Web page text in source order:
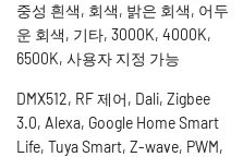
중성 흰색, 회색, 밝은 회색, 어두
운 회색, 기타, 3000K, 4000K,
6500K, 사용자 지정 가능
DMX512, RF 제어, Dali, Zigbee
3.0, Alexa, Google Home Smart
Life, Tuya Smart, Z-wave, PWM,